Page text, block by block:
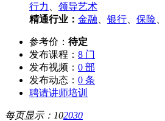
行力
领导艺术
精通行业： 金融 银行 保险
参考价： 待定
发布课程： 8 门
发布视频： 0 部
发布动态： 0 条
聘请讲师培训
每页显示： 102030